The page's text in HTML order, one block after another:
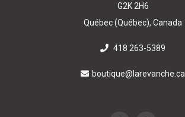
G2K 2H6
Québec (Québec), Canada
418 263-5389
boutique@larevanche.ca